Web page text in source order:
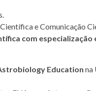
e Comunicação
com
Education na